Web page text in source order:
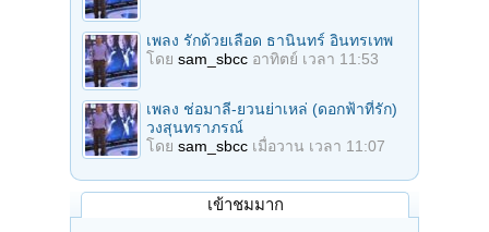
เพลง รักด้วยเลือด ธานินทร์ อินทรเทพ
โดย sam_sbcc อาทิตย์ เวลา 11:53
เพลง ช่อมาลี-ยวนย่าเหล่ (ดอกฟ้าที่รัก)
วงสุนทราภรณ์
โดย sam_sbcc เมื่อวาน เวลา 11:07
เข้าชมมาก